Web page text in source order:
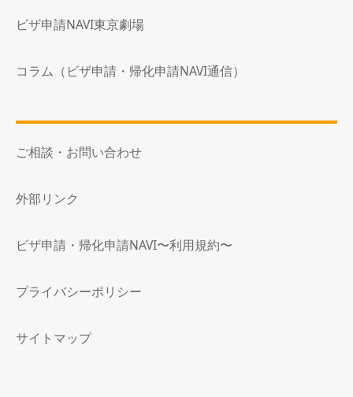
ビザ申請NAVI東京劇場
コラム（ビザ申請・帰化申請NAVI通信）
ご相談・お問い合わせ
外部リンク
ビザ申請・帰化申請NAVI〜利用規約〜
プライバシーポリシー
サイトマップ